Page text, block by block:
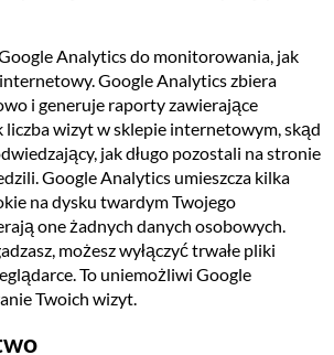
Analytics do monitorowania, jak
Google Analytics zbiera
i generuje raporty zawierające
liczba wizyt w sklepie internetowym, skąd
jak długo pozostali na stronie
Google Analytics umieszcza kilka
na dysku twardym Twojego
one żadnych danych osobowych.
możesz wyłączyć trwałe pliki
To uniemożliwi Google
Twoich wizyt.